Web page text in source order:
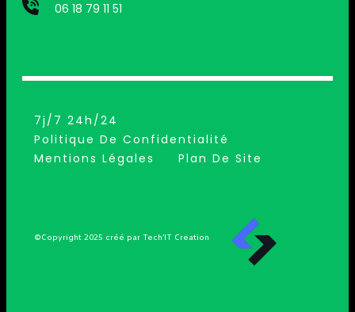
06 18 79 11 51
7j/7 24h/24
Politique De Confidentialité
Mentions Légales
Plan De Site
©Copyright 2025 créé par Tech’IT Creation